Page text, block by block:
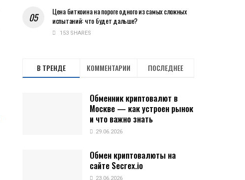
Цена биткоина на пороге одного из самых сложных
испытаний: что будет дальше?
153 SHARES
В ТРЕНДЕ КОММЕНТАРИИ ПОСЛЕДНЕЕ
Обменник криптовалют в
Москве — как устроен рынок
и что важно знать
29.06.2026
Обмен криптовалюты на
сайте Secrex.io
23.06.2026